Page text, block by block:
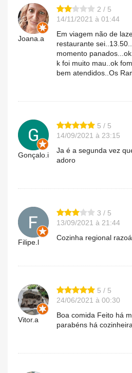
Joana.a
2 / 5
14/11/2021 à 01:44
Em viagem não de
restaurante
momento
k foi muito mau..ok
bem atendidos..Os
Gonçalo.i
5 / 5
14/09/2021 à 23:15
Ja é a segunda vez
adoro
Filipe.l
3 / 5
13/09/2021 à 21:44
Cozinha regional
Vitor.a
5 / 5
24/06/2021 à 00:30
Boa comida Feito há
parabéns há cozinheira